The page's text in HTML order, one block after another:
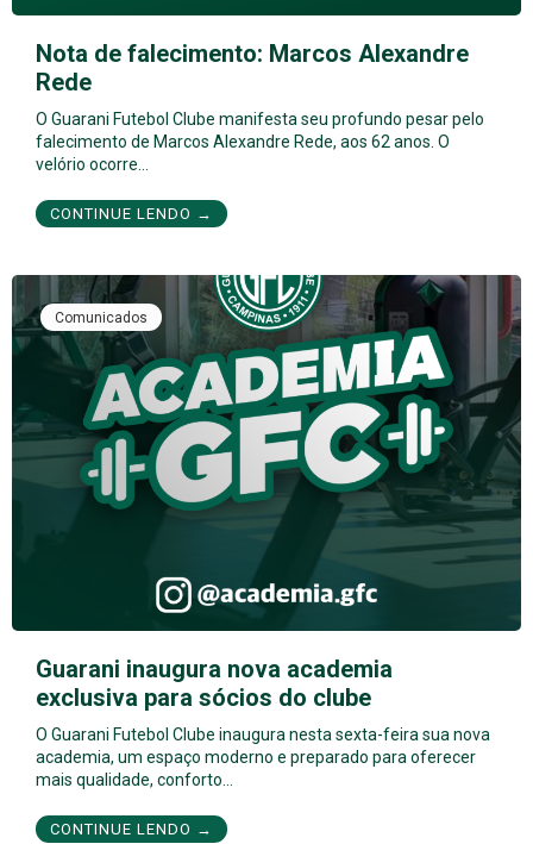
Nota de falecimento: Marcos Alexandre
Rede
O Guarani Futebol Clube manifesta seu profundo pesar pelo
falecimento de Marcos Alexandre Rede, aos 62 anos. O
velório ocorre…
CONTINUE LENDO →
Comunicados
Guarani inaugura nova academia
exclusiva para sócios do clube
O Guarani Futebol Clube inaugura nesta sexta-feira sua nova
academia, um espaço moderno e preparado para oferecer
mais qualidade, conforto…
CONTINUE LENDO →